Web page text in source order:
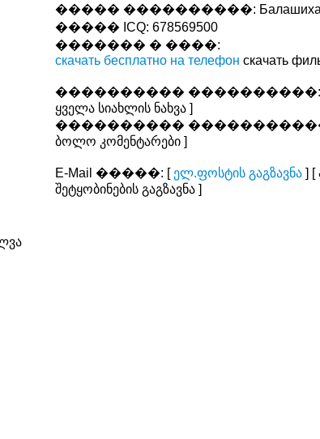
����� ����������: Балашиха
����� ICQ: 678569500
������� � ����:
скачать бесплатно на телефон скачать
����������
ყველა სიახლის ნახვა ]
����������
ბოლო კომენტარები ]
E-Mail �����: [ ელ.ფოსტის გაგზავნა ] [
შეტყობინების გაგზავნა ]